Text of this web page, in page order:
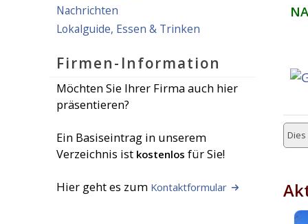
Nachrichten
Lokalguide, Essen & Trinken
Firmen-Information
Möchten Sie Ihrer Firma auch hier
präsentieren?
Ein Basiseintrag in unserem
Verzeichnis ist kostenlos für Sie!
Hier geht es zum Kontaktformular